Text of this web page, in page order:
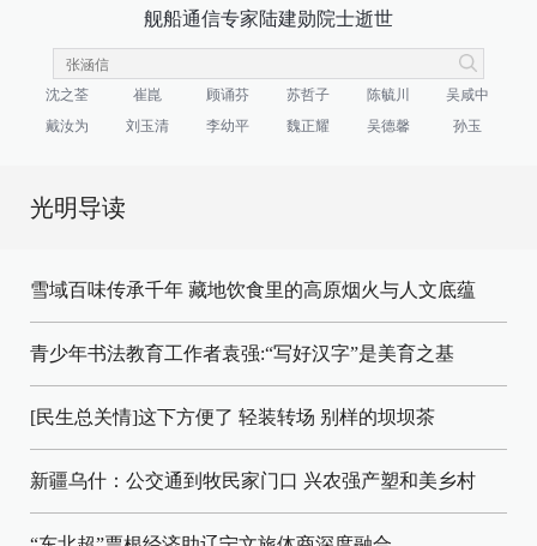
舰船通信专家陆建勋院士逝世
沈之荃 崔崑 顾诵芬 苏哲子 陈毓川
吴咸中
戴汝为
刘玉清 李幼平 魏正耀 吴德馨 孙玉
光明导读
雪域百味传承千年 藏地饮食里的高原烟火与人文底蕴
青少年书法教育工作者袁强:“写好汉字”是美育之基
[民生总关情]这下方便了 轻装转场 别样的坝坝茶
新疆乌什：公交通到牧民家门口 兴农强产塑和美乡村